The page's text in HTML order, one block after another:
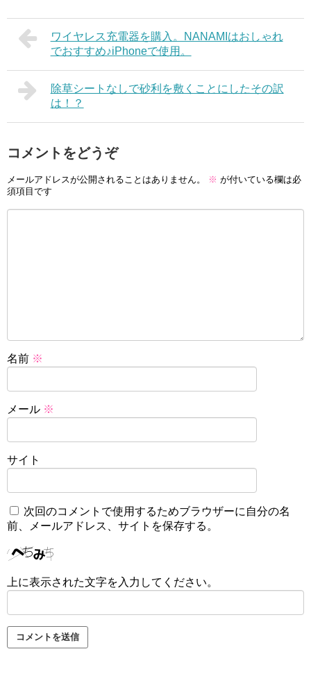
ワイヤレス充電器を購入。NANAMIはおしゃれ
でおすすめ♪iPhoneで使用。
除草シートなしで砂利を敷くことにしたその訳
は！？
コメントをどうぞ
メールアドレスが公開されることはありません。 ※ が付いている欄は必
須項目です
名前 ※
メール ※
サイト
次回のコメントで使用するためブラウザーに自分の名
前、メールアドレス、サイトを保存する。
上に表示された文字を入力してください。